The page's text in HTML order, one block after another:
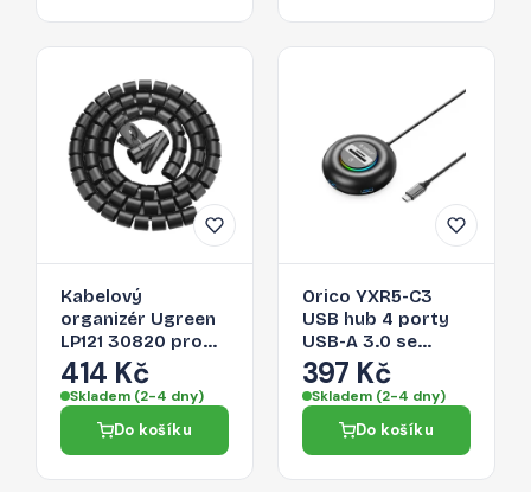
Kabelový
organizér Ugreen
LP121 30820 pro
kabely - černá
414 Kč
Skladem (2-4 dny)
Do košíku
Orico YXR5-C3
USB hub 4 porty
USB-A 3.0 se
čtečkou SD a
microSD 0,3 m –
černý
397 Kč
Skladem (2-4 dny)
Do košíku